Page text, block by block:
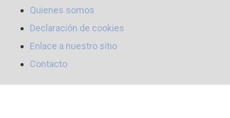
Quienes somos
Declaración de cookies
Enlace a nuestro sitio
Contacto